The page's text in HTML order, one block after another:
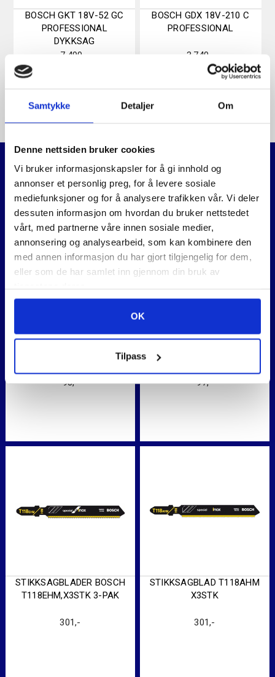
Samtykke Detaljer Om
Denne nettsiden bruker cookies
Vi bruker informasjonskapsler for å gi innhold og
annonser et personlig preg, for å levere sosiale
mediefunksjoner og for å analysere trafikken vår. Vi deler
dessuten informasjon om hvordan du bruker nettstedet
vårt, med partnerne våre innen sosiale medier,
annonsering og analysearbeid, som kan kombinere den
med annen informasjon du har gjort tilgjengelig for dem,
eller som de har samlet inn gjennom din bruk av
OK
Tilpass
BOSCH GKT 18V-52 GC
PROFESSIONAL
DYKKSAG
7.490
BOSCH GDX 18V-210 C
PROFESSIONAL
3.740
Relaterte produkter
STIKKSAGBL T308B TRE
98,-
STIKKSAGBLAD T144DP X
97,-
STIKKSAGBLADER BOSCH
T118EHM,X3STK 3-PAK
301,-
STIKKSAGBLAD T118AHM
X3STK
301,-